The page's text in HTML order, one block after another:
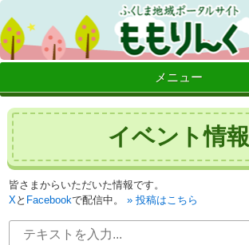
メニュー
イベント情報
皆さまからいただいた情報です。
Xと Facebookで配信中。 投稿はこちら